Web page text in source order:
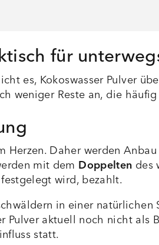
für
es, Kokoswasser Pulver
weniger Reste an, die
Daher werden
mit dem Doppelten des
wird, bezahlt.
in einer
Pulver aktuell noch nicht
statt.